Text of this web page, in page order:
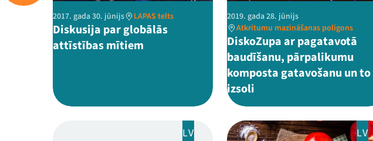
2017. gada 30. jūnijs LAPAS telts
Diskusija par globālās
attīstības mītiem
2019. gada 28. jūnijs
Atkritumu mazināšanas poligons
DiskoZupa ar pagatavotā
baudīšanu, pārpalikumu
komposta gatavošanu un to
izsoli
LV LV